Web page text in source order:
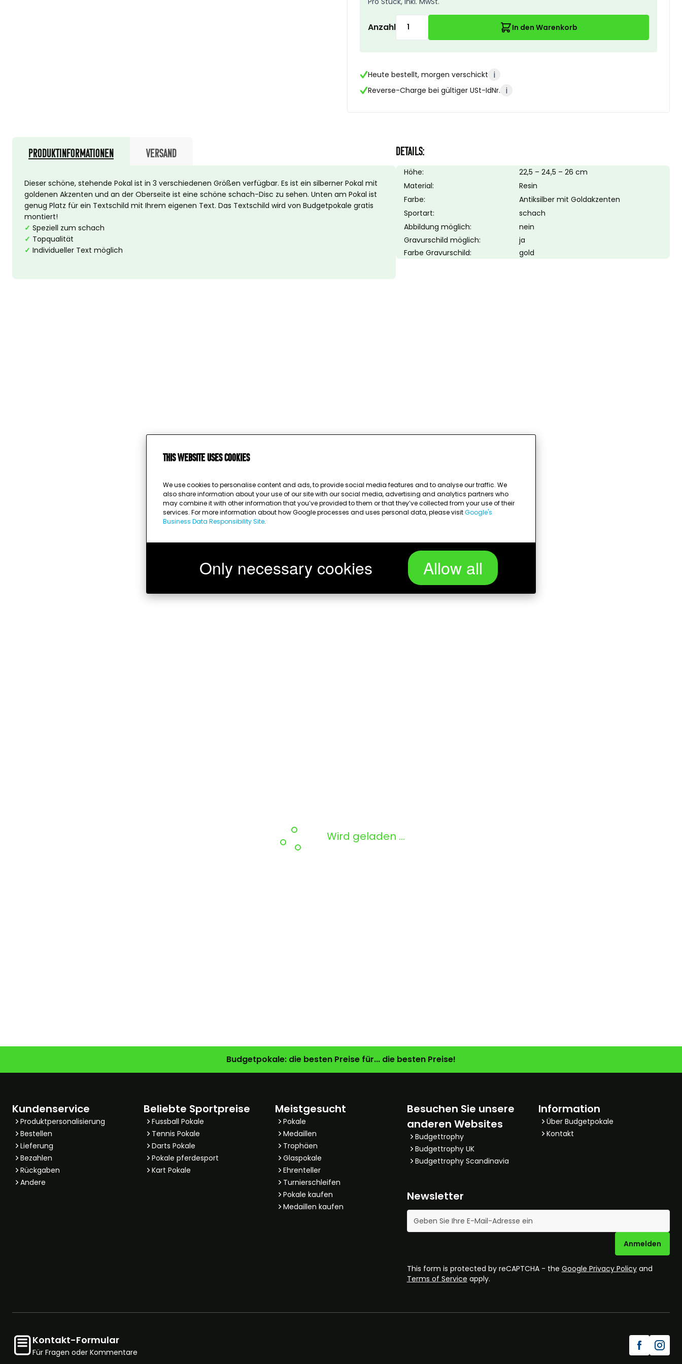
This website uses cookies
We use cookies to personalise content and ads, to provide social media features and to analyse our traffic. We
also share information about your use of our site with our social media, advertising and analytics partners who
may combine it with other information that you’ve provided to them or that they’ve collected from your use of their
services. For more information about how Google processes and uses personal data, please visitGoogle's
Business Data Responsibility Site.
Only necessary cookies Allow all
Anzahl In den Warenkorb
Heute bestellt, morgen verschickt i
Reverse-Charge bei gültiger USt-IdNr. i
Dieser schöne, stehende Pokal ist in 3 verschiedenen Größen verfügbar. Es ist ein silberner Pokal mit
goldenen Akzenten und an der Oberseite ist eine schöne schach-Disc zu sehen. Unten am Pokal ist
genug Platz für ein Textschild mit Ihrem eigenen Text. Das Textschild wird von Budgetpokale gratis
montiert!
✓ Speziell zum schach
✓ Topqualität
✓ Individueller Text möglich
Produktinformationen Versand DETAILS:
Höhe:
22,5 – 24,5 – 26 cm
Material:
Resin
Farbe:
Antiksilber mit Goldakzenten
Sportart:
schach
Abbildung möglich:
nein
Gravurschild möglich:
ja
Farbe Gravurschild:
gold
Wird geladen …
Budgetpokale: die besten Preise für... die besten Preise!
Kundenservice
Produktpersonalisierung
Bestellen
Lieferung
Bezahlen
Rückgaben
Andere
Beliebte Sportpreise
Fussball Pokale
Tennis Pokale
Darts Pokale
Pokale pferdesport
Kart Pokale
Meistgesucht
Pokale
Medaillen
Trophäen
Glaspokale
Ehrenteller
Turnierschleifen
Pokale kaufen
Medaillen kaufen
Besuchen Sie unsere
anderen Websites
Budgettrophy
Budgettrophy UK
Budgettrophy Scandinavia
Information
Über Budgetpokale
Kontakt
Newsletter
E-Mail-Adresse
Anmelden
This form is protected by reCAPTCHA - the Google Privacy Policyand
Terms of Service apply.
Kontakt-Formular
Für Fragen oder Kommentare